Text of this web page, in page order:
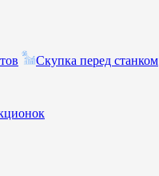
Скупка перед станком